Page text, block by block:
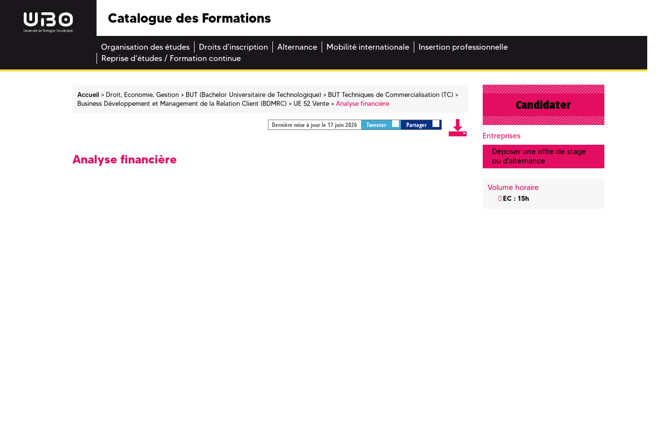
Catalogue des Formations
Organisation des études Droits d'inscription Alternance Mobilité internationale
Insertion professionnelle
Reprise d'études / Formation continue
Accueil Droit, Economie, Gestion BUT (Bachelor Universitaire de Technologique)
BUT Techniques de Commercialisation (TC)
Business Développement et Management de la Relation Client (BDMRC)
UE 52 Vente Analyse financière
Dernière mise à jour le 17 juin 2026 Tweeter Partager
Analyse financière
Candidater
Entreprises
Déposer une offre de stage
ou d'alternance
Volume horaire
EC : 15h